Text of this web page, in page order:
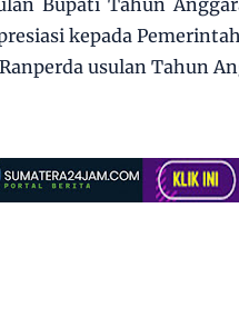
kepada
usulan Tahun